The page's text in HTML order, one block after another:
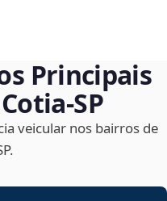
Principais
veicular nos bairros de